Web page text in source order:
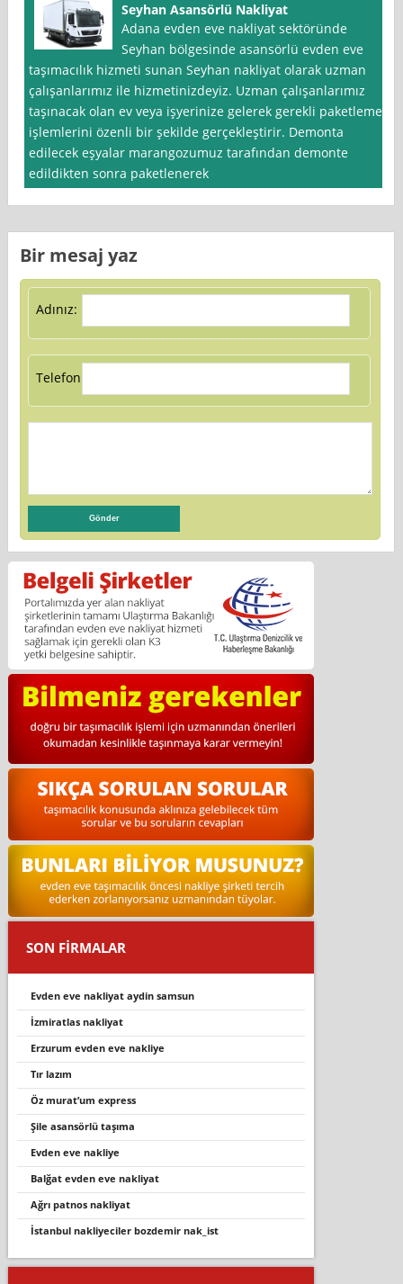
Seyhan Asansörlü Nakliyat
Adana evden eve nakliyat sektöründe
Seyhan bölgesinde asansörlü evden eve
taşımacılık hizmeti sunan Seyhan nakliyat olarak uzman
çalışanlarımız ile hizmetinizdeyiz. Uzman çalışanlarımız
taşınacak olan ev veya işyerinize gelerek gerekli paketleme
işlemlerini özenli bir şekilde gerçekleştirir. Demonta
edilecek eşyalar marangozumuz tarafından demonte
edildikten sonra paketlenerek
Bir mesaj yaz
Adınız:
Telefon:
SON FİRMALAR
evden eve nakliyat aydin samsun
i̇zmiratlas nakliyat
erzurum evden eve nakliye
tır lazım
öz murat’um express
şile asansörlü taşıma
evden eve nakliye
balğat evden eve nakliyat
ağrı patnos nakliyat
i̇stanbul nakli̇yeci̇ler bozdemi̇r nak_i̇st